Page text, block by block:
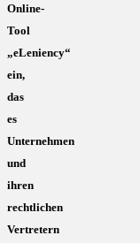
Online-
Tool
„eLeniency“
ein,
das
es
Unternehmen
und
ihren
rechtlichen
Vertretern